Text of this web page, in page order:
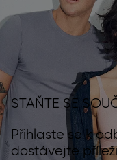
STAŇTE SE
Přihlaste se k
dostávejte